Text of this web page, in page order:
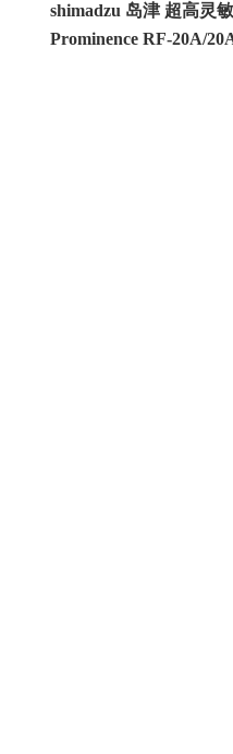
shimadzu 岛津 超高灵
Prominence RF-20A/